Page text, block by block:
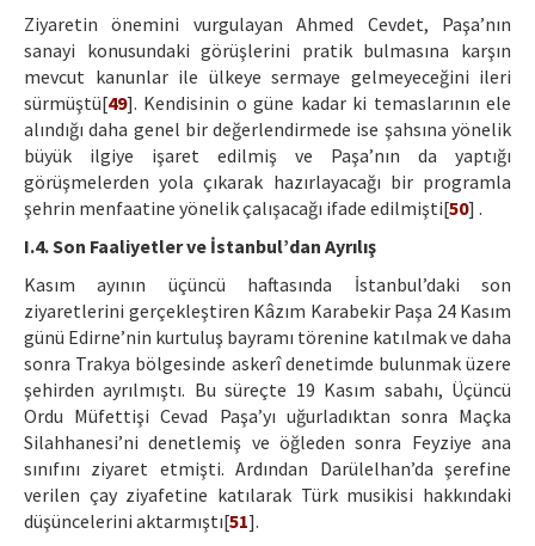
Ziyaretin önemini vurgulayan Ahmed Cevdet, Paşa’nın
sanayi konusundaki görüşlerini pratik bulmasına karşın
mevcut kanunlar ile ülkeye sermaye gelmeyeceğini ileri
sürmüştü[49]. Kendisinin o güne kadar ki temaslarının ele
alındığı daha genel bir değerlendirmede ise şahsına yönelik
büyük ilgiye işaret edilmiş ve Paşa’nın da yaptığı
görüşmelerden yola çıkarak hazırlayacağı bir programla
şehrin menfaatine yönelik çalışacağı ifade edilmişti[50] .
I.4. Son Faaliyetler ve İstanbul’dan Ayrılış
Kasım ayının üçüncü haftasında İstanbul’daki son
ziyaretlerini gerçekleştiren Kâzım Karabekir Paşa 24 Kasım
günü Edirne’nin kurtuluş bayramı törenine katılmak ve daha
sonra Trakya bölgesinde askerî denetimde bulunmak üzere
şehirden ayrılmıştı. Bu süreçte 19 Kasım sabahı, Üçüncü
Ordu Müfettişi Cevad Paşa’yı uğurladıktan sonra Maçka
Silahhanesi’ni denetlemiş ve öğleden sonra Feyziye ana
sınıfını ziyaret etmişti. Ardından Darülelhan’da şerefine
verilen çay ziyafetine katılarak Türk musikisi hakkındaki
düşüncelerini aktarmıştı[51].